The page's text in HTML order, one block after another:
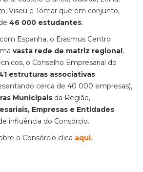
Viseu e Tomar que em conjunto,
46 000 estudantes.
Espanha, o Erasmus Centro
vasta rede de matriz regional,
o Conselho Empresarial do
estruturas associativas
cerca de 40 000 empresas),
Municipais da Região,
Empresas e Entidades
influência do Consórcio.
o Consórcio clica aqui.